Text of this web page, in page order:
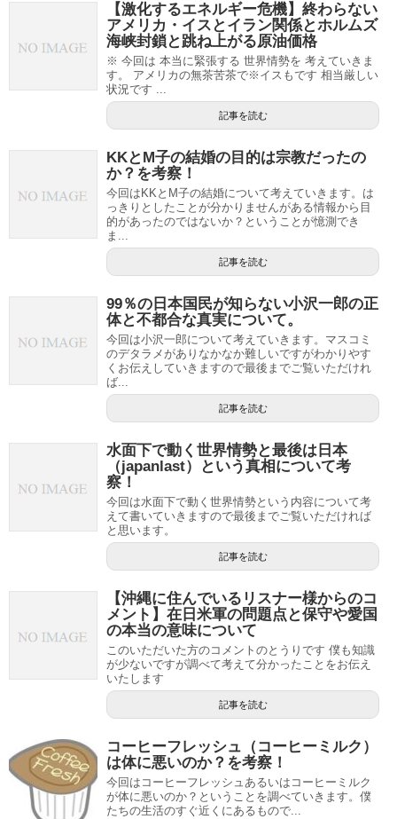
【激化するエネルギー危機】終わらない
アメリカ・イスとイラン関係とホルムズ
海峡封鎖と跳ね上がる原油価格
※ 今回は 本当に緊張する 世界情勢を 考えていきま
す。 アメリカの無茶苦茶で※イスもです 相当厳しい
状況です ...
記事を読む
KKとM子の結婚の目的は宗教だったの
か？を考察！
今回はKKとM子の結婚について考えていきます。は
っきりとしたことが分かりませんがある情報から目
的があったのではないか？ということが憶測でき
ま...
記事を読む
99％の日本国民が知らない小沢一郎の正
体と不都合な真実について。
今回は小沢一郎について考えていきます。マスコミ
のデタラメがありなかなか難しいですがわかりやす
くお伝えしていきますので最後までご覧いただけれ
ば...
記事を読む
水面下で動く世界情勢と最後は日本
（japanlast）という真相について考
察！
今回は水面下で動く世界情勢という内容について考
えて書いていきますので最後までご覧いただければ
と思います。
記事を読む
【沖縄に住んでいるリスナー様からのコ
メント】在日米軍の問題点と保守や愛国
の本当の意味について
このいただいた方のコメントのとうりです 僕も知識
が少ないですが調べて考えて分かったことをお伝え
いたします
記事を読む
コーヒーフレッシュ（コーヒーミルク）
は体に悪いのか？を考察！
今回はコーヒーフレッシュあるいはコーヒーミルク
が体に悪いのか？ということを調べていきます。僕
たちの生活のすぐ近くにあるもので...